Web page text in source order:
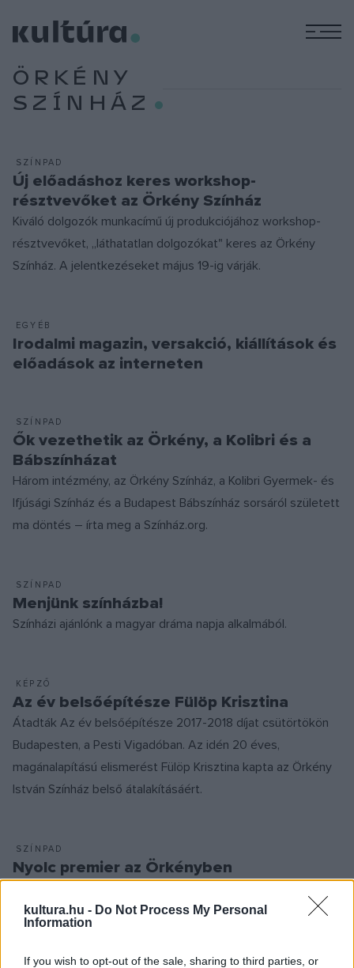
kultura.hu - Do Not Process My Personal
Information
If you wish to opt-out of the sale, sharing to third parties, or
ÖRKÉNY
SZÍNHÁZ
SZÍNPAD
Új előadáshoz keres workshop-
résztvevőket az Örkény Színház
Kiváló dolgozók munkacímű új produkciójához workshop-
résztvevőket, „láthatatlan dolgozókat" keres az Örkény
Színház. A jelentkezéseket május 19-ig várják.
EGYÉB
Irodalmi magazin, versakció, kiállítások és
előadások az interneten
SZÍNPAD
Ők vezethetik az Örkény, a Kolibri és a
Bábszínházat
Három intézmény, az Örkény Színház, a Kolibri Gyermek- és
Ifjúsági Színház és a Budapest Bábszínház sorsáról született
ma döntés – írta meg a Színház.org.
SZÍNPAD
Menjünk színházba!
Színházi ajánlónk a magyar dráma napja alkalmából.
KÉPZŐ
Az év belsőépítésze Fülöp Krisztina
Átadták Az év belsőépítésze 2017-2018 díjat csütörtökön
Budapesten, a Pesti Vigadóban. Az idén 20 éves,
magánalapítású elismerést Fülöp Krisztina kapta az Örkény
István Színház belső átalakításáért.
SZÍNPAD
Nyolc premier az Örkényben
regényadaptáció, valamint külföldi és magyar klasszikus
évadának műsorában.